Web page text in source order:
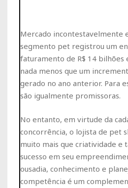
Mercado incontestavelmente
segmento pet registrou um
faturamento de R$ 14 bilhões
nada menos que um
gerado no ano anterior. Para
são igualmente promissoras.
No entanto, em virtude da
concorrência, o lojista de pet
muito mais que criatividade e
sucesso em seu
ousadia, conhecimento e
competência é um